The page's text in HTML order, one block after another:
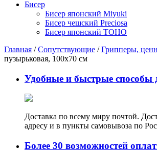
Бисер
Бисер японский Miyuki
Бисер чешский Preciosa
Бисер японский TOHO
Главная /Сопутствующие /Грипперы,
пузырьковая, 100х70 см
Удобные и быстрые способы
Доставка по всему миру почтой.
адресу и в пункты самовывоза по
Более 30 возможностей